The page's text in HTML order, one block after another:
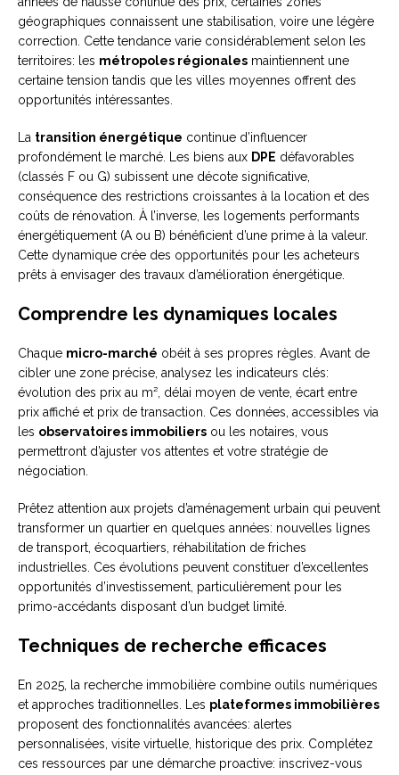
géographiques connaissent une stabilisation, voire une légère
correction. Cette tendance varie considérablement selon les
territoires: les métropoles régionales maintiennent une
certaine tension tandis que les villes moyennes offrent des
opportunités intéressantes.
La transition énergétique continue d’influencer
profondément le marché. Les biens aux DPE défavorables
(classés F ou G) subissent une décote significative,
conséquence des restrictions croissantes à la location et des
coûts de rénovation. À l’inverse, les logements performants
énergétiquement (A ou B) bénéficient d’une prime à la valeur.
Cette dynamique crée des opportunités pour les acheteurs
prêts à envisager des travaux d’amélioration énergétique.
Comprendre les dynamiques locales
Chaque micro-marché obéit à ses propres règles. Avant de
cibler une zone précise, analysez les indicateurs clés:
évolution des prix au m², délai moyen de vente, écart entre
prix affiché et prix de transaction. Ces données, accessibles via
les observatoires immobiliers ou les notaires, vous
permettront d’ajuster vos attentes et votre stratégie de
négociation.
Prêtez attention aux projets d’aménagement urbain qui peuvent
transformer un quartier en quelques années: nouvelles lignes
de transport, écoquartiers, réhabilitation de friches
industrielles. Ces évolutions peuvent constituer d’excellentes
opportunités d’investissement, particulièrement pour les
primo-accédants disposant d’un budget limité.
Techniques de recherche efficaces
En 2025, la recherche immobilière combine outils numériques
et approches traditionnelles. Les plateformes immobilières
proposent des fonctionnalités avancées: alertes
personnalisées, visite virtuelle, historique des prix. Complétez
ces ressources par une démarche proactive: inscrivez-vous